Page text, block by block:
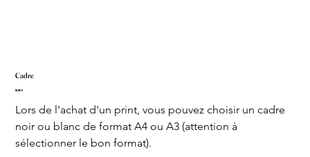
Cadre
Prix
10,00 €
Lors de l'achat d'un print, vous pouvez choisir un cadre
noir ou blanc de format A4 ou A3 (attention à
sélectionner le bon format).